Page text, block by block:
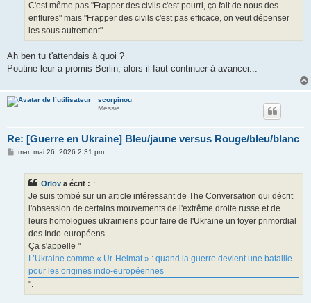
C'est même pas "Frapper des civils c'est pourri, ça fait de nous des
enflures" mais "Frapper des civils c'est pas efficace, on veut dépenser
les sous autrement" ...
Ah ben tu t'attendais à quoi ?
Poutine leur a promis Berlin, alors il faut continuer à avancer...
scorpinou
Messie
Re: [Guerre en Ukraine] Bleu/jaune versus Rouge/bleu/blanc
Mmar. mai 26, 2026 2:31 pm
Orlov a écrit : ↑
Je suis tombé sur un article intéressant de The Conversation qui décrit
l'obsession de certains mouvements de l'extrême droite russe et de
leurs homologues ukrainiens pour faire de l'Ukraine un foyer primordial
des Indo-européens.
Ça s'appelle "
L’Ukraine comme « Ur‑Heimat » : quand la guerre devient une bataille
pour les origines indo‑européennes
".